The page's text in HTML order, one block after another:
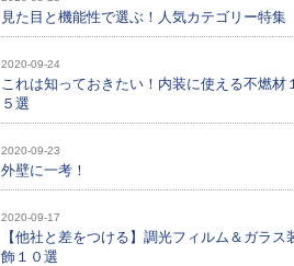
見た目と機能性で選ぶ！人気カテゴリー特集
2020-09-24
これは知っておきたい！内装に使える不燃材
５選
2020-09-23
外壁に一考！
2020-09-17
【他社と差をつける】調光フィルム＆ガラス
飾１０選